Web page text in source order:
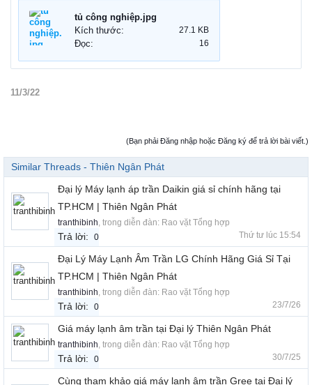
tủ công nghiệp.jpg
Kích thước:
27.1 KB
Đọc: 16
11/3/22
(Bạn phải Đăng nhập hoặc Đăng ký để trả lời bài viết.)
Similar Threads - Thiên Ngân Phát
Đại lý Máy lạnh áp trần Daikin giá sỉ chính hãng tại
TP.HCM | Thiên Ngân Phát
tranthibinh, trong diễn đàn: Rao vặt Tổng hợp
Trả lời: 0 Thứ tư lúc 15:54
Đại Lý Máy Lạnh Âm Trần LG Chính Hãng Giá Sỉ Tại
TP.HCM | Thiên Ngân Phát
tranthibinh, trong diễn đàn: Rao vặt Tổng hợp
Trả lời: 0 23/7/26
Giá máy lạnh âm trần tại Đại lý Thiên Ngân Phát
tranthibinh, trong diễn đàn: Rao vặt Tổng hợp
Trả lời: 0 30/7/25
Cùng tham khảo giá máy lạnh âm trần Gree tại Đại lý